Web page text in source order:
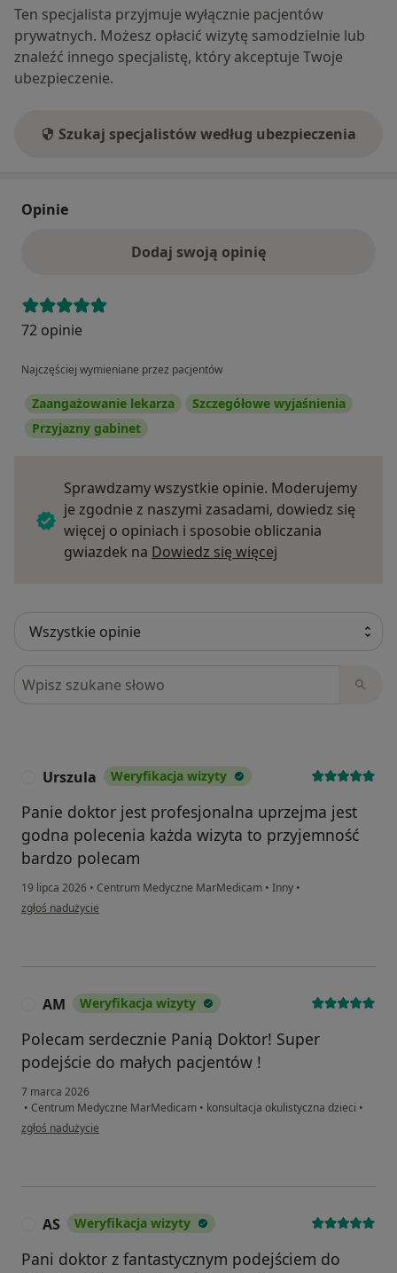
Ten specjalista przyjmuje wyłącznie pacjentów
prywatnych. Możesz opłacić wizytę samodzielnie lub
znaleźć innego specjalistę, który akceptuje Twoje
ubezpieczenie.
Szukaj specjalistów według ubezpieczenia
Opinie
Dodaj swoją opinię
72 opinie
Najczęściej wymieniane przez pacjentów
Zaangażowanie lekarza
Szczegółowe wyjaśnienia
Przyjazny gabinet
Sprawdzamy wszystkie opinie. Moderujemy
je zgodnie z naszymi zasadami, dowiedz się
więcej o opiniach i sposobie obliczania
gwiazdek na Dowiedz się więcej
Szukaj w opiniach
Urszula Weryfikacja wizyty
Panie doktor jest profesjonalna uprzejma jest
godna polecenia każda wizyta to przyjemność
bardzo polecam
19 lipca 2026 • Centrum Medyczne MarMedicam • Inny •
w opinii użytkownika Urszula
zgłoś nadużycie
AM Weryfikacja wizyty
Polecam serdecznie Panią Doktor! Super
podejście do małych pacjentów !
7 marca 2026
• Centrum Medyczne MarMedicam • konsultacja okulistyczna dzieci •
w opinii użytkownika AM
zgłoś nadużycie
AS Weryfikacja wizyty
Pani doktor z fantastycznym podejściem do